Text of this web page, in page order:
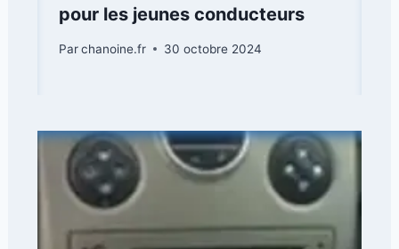
pour les jeunes conducteurs
Parchanoine.fr 30 octobre 2024